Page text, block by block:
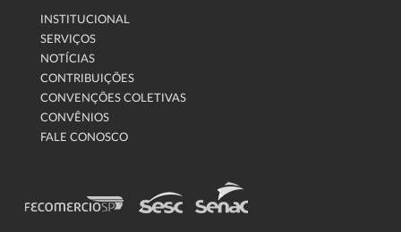
INSTITUCIONAL
SERVIÇOS
NOTÍCIAS
CONTRIBUIÇÕES
CONVENÇÕES COLETIVAS
CONVÊNIOS
FALE CONOSCO